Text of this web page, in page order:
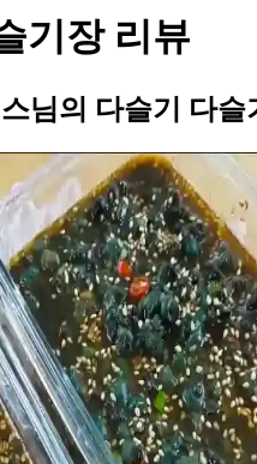
기장 리뷰
님의 다슬기 다